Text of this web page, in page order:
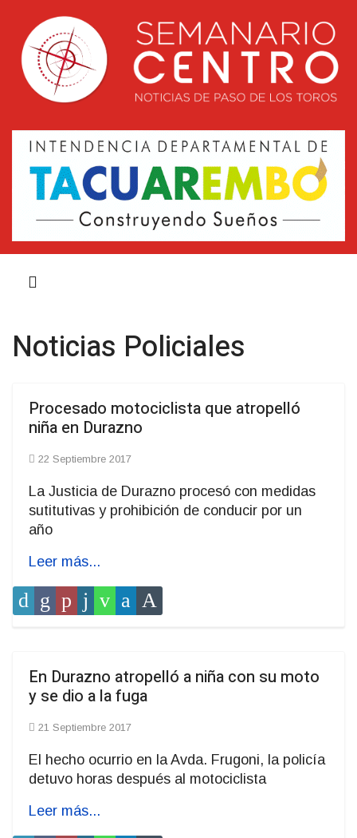
Noticias Policiales
Procesado motociclista que atropelló
niña en Durazno
22 Septiembre 2017
La Justicia de Durazno procesó con medidas
sutitutivas y prohibición de conducir por un
año
Leer más...
En Durazno atropelló a niña con su moto
y se dio a la fuga
21 Septiembre 2017
El hecho ocurrio en la Avda. Frugoni, la policía
detuvo horas después al motociclista
Leer más...